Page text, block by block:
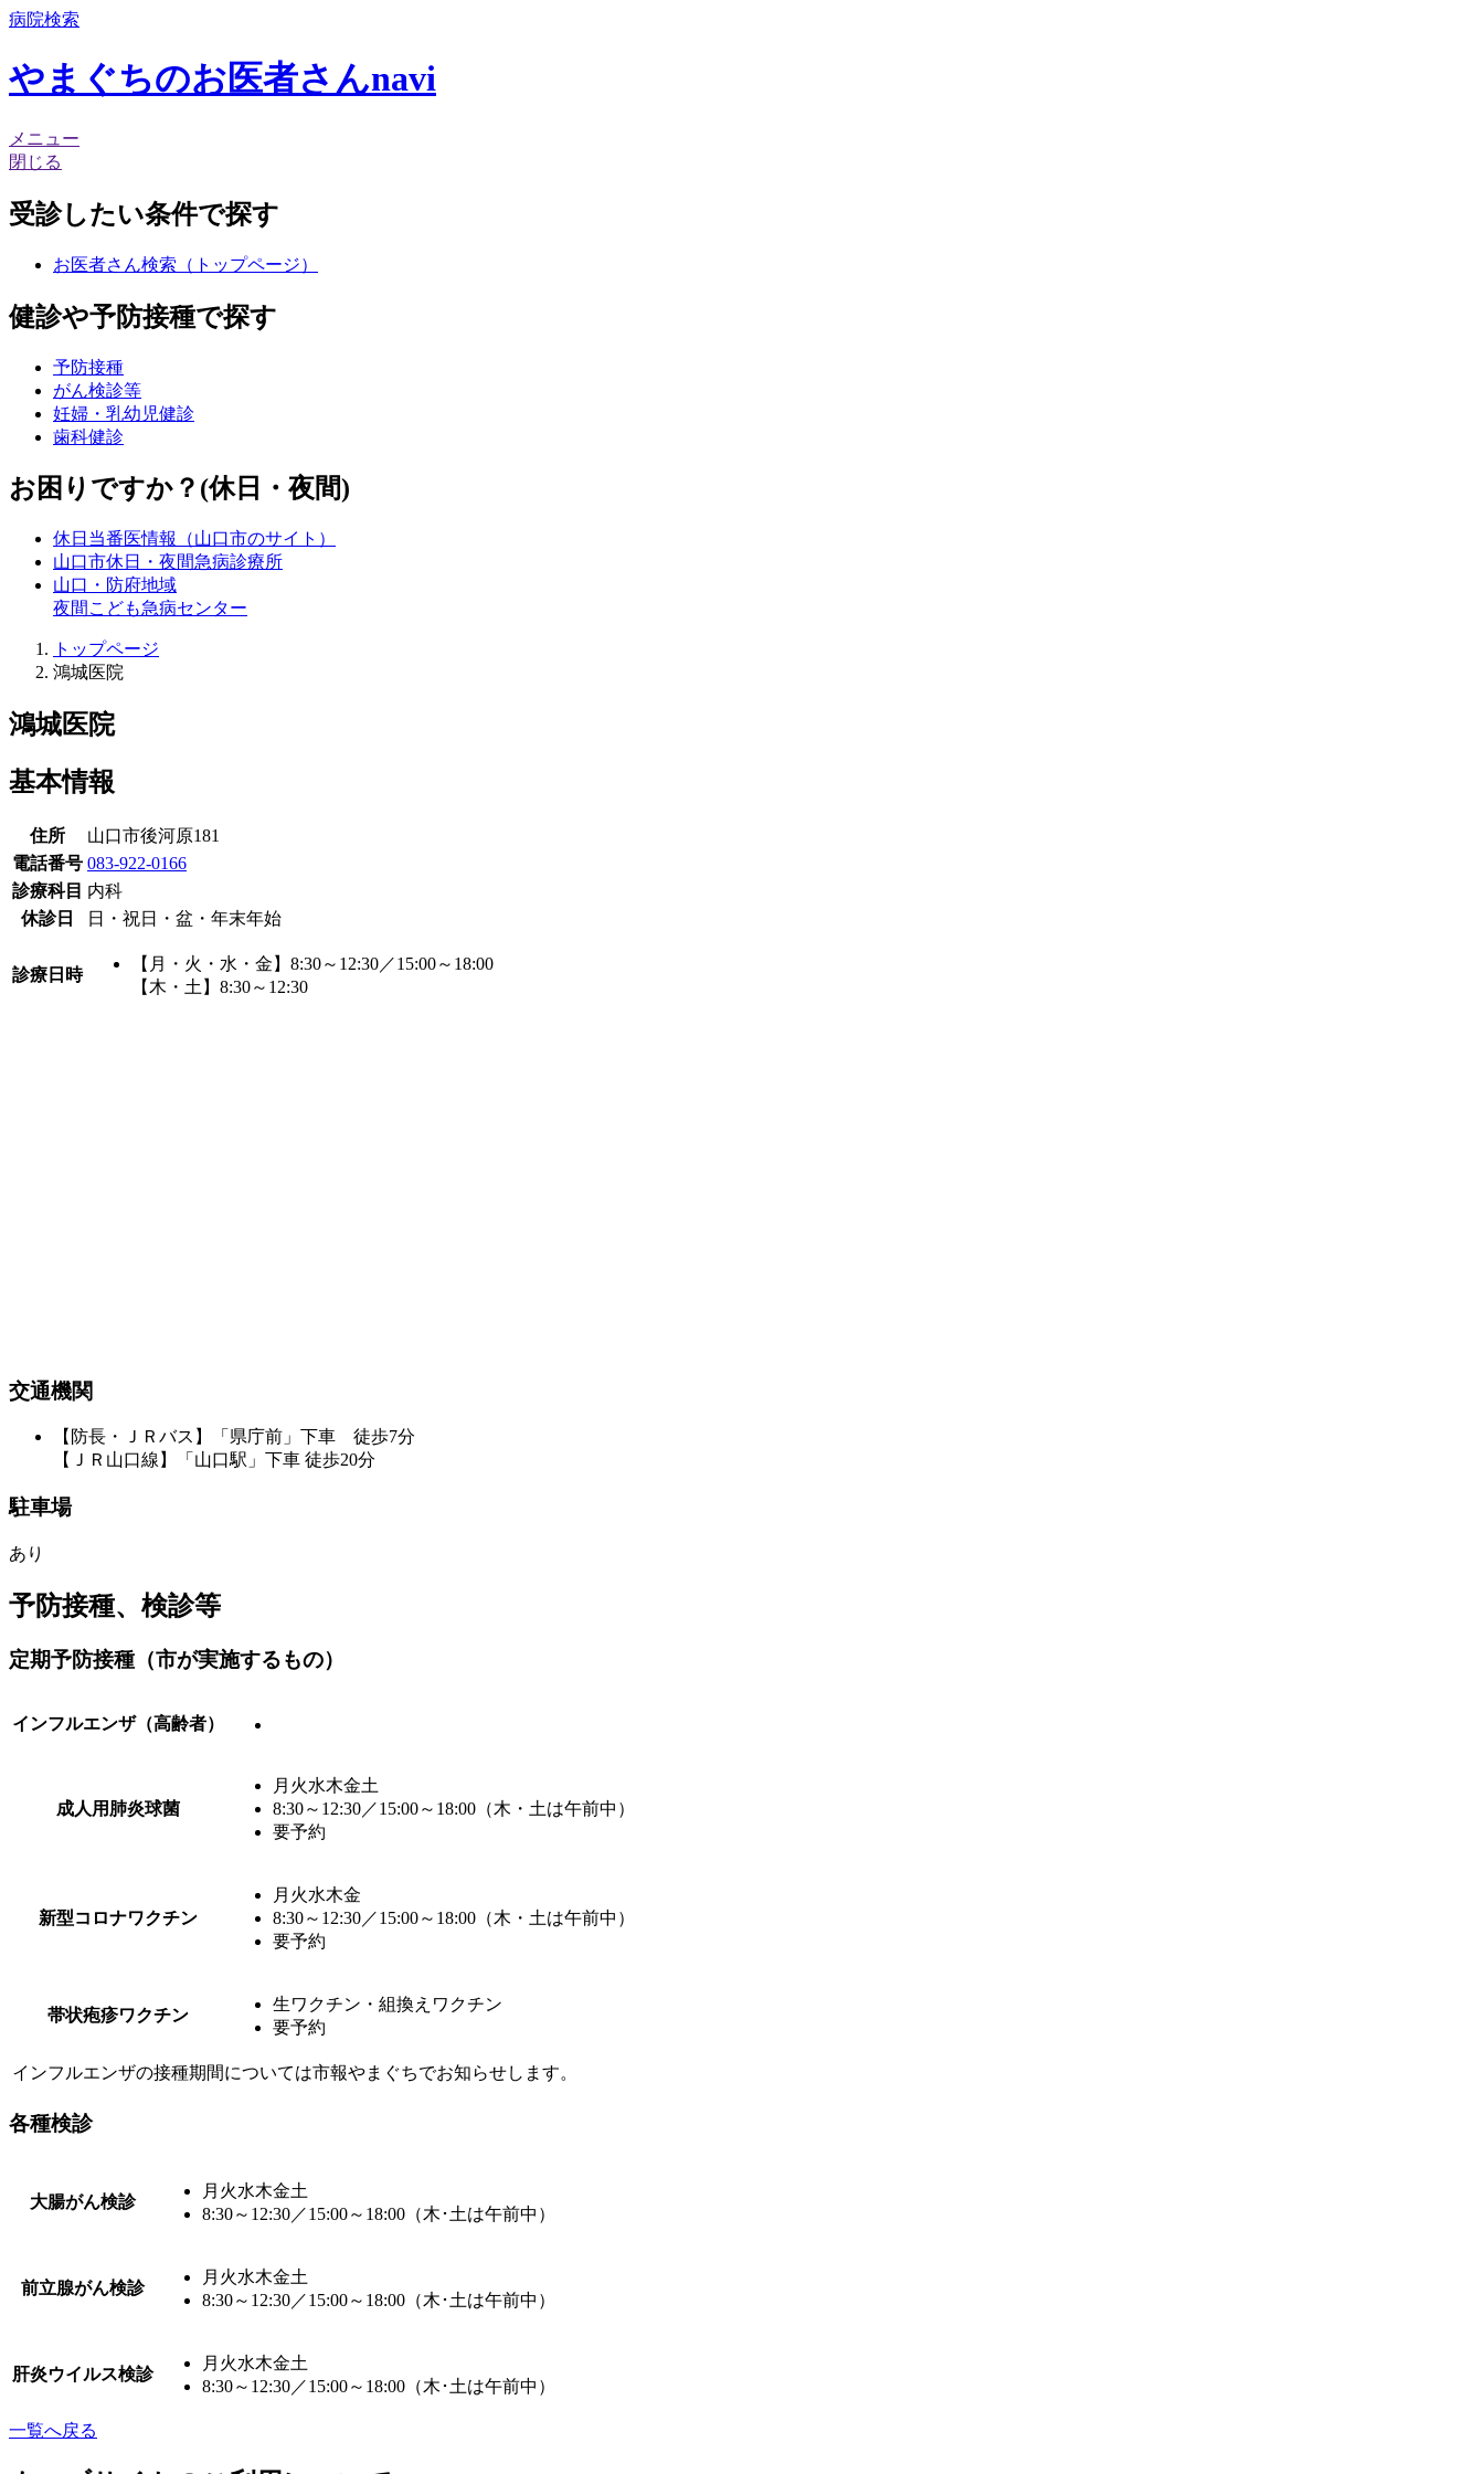
病院検索
やまぐちのお医者さんnavi
メニュー
閉じる
受診したい条件で探す
お医者さん検索（トップページ）
健診や予防接種で探す
予防接種
がん検診等
妊婦・乳幼児健診
歯科健診
お困りですか？ (休日・夜間)
休日当番医情報（山口市のサイト）
山口市休日・夜間急病診療所
山口・防府地域
夜間こども急病センター
トップページ
鴻城医院
鴻城医院
基本情報
住所
山口市後河原181
電話番号 083-922-0166
診療科目 内科
休診日
日・祝日・盆・年末年始
診療日時
【月・火・水・金】8:30～12:30／15:00～18:00
【木・土】8:30～12:30
交通機関
【防長・ＪＲバス】「県庁前」下車 徒歩7分
【ＪＲ山口線】「山口駅」下車 徒歩20分
駐車場
あり
予防接種、検診等
定期予防接種（市が実施するもの）
インフルエンザ（高齢者）
成人用肺炎球菌
月火水木金土
8:30～12:30／15:00～18:00（木・土は午前中）
要予約
新型コロナワクチン
月火水木金
8:30～12:30／15:00～18:00（木・土は午前中）
要予約
帯状疱疹ワクチン
生ワクチン・組換えワクチン
要予約
インフルエンザの接種期間については市報やまぐちでお知らせします。
各種検診
大腸がん検診
月火水木金土
8:30～12:30／15:00～18:00（木･土は午前中）
前立腺がん検診
月火水木金土
8:30～12:30／15:00～18:00（木･土は午前中）
肝炎ウイルス検診
月火水木金土
8:30～12:30／15:00～18:00（木･土は午前中）
一覧へ戻る